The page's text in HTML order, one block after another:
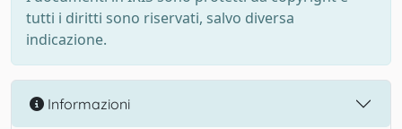
tutti i diritti sono riservati, salvo diversa
indicazione.
Informazioni